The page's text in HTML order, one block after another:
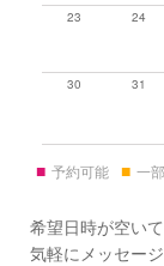
23 24
30 31
■ 予約可能 ■ 一
希望日時が空い
気軽にメッセー